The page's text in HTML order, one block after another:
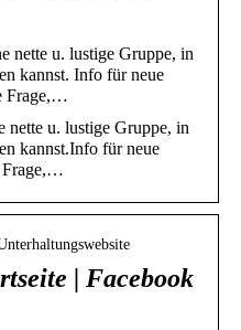
nette u. lustige Gruppe, in
kannst. Info für neue
Frage,…
u. lustige Gruppe, in
kannst.Info für neue
Frage,…
| Facebook